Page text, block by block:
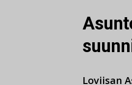
Loviisan